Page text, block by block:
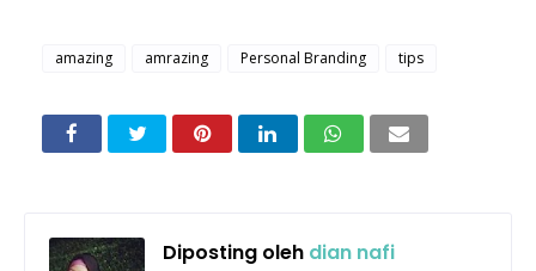
amazing amrazing Personal Branding tips
Diposting oleh dian nafi